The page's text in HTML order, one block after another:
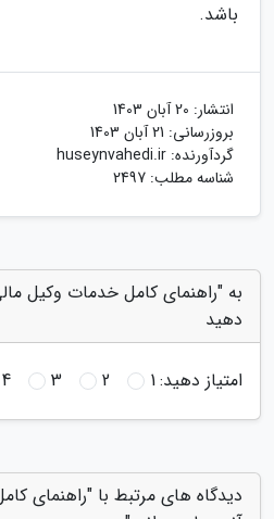
باشد.
انتشار: 20 آبان 1403
بروزرسانی: 21 آبان 1403
گردآورنده: huseynvahedi.ir
شناسه مطلب: 2497
به "راهنمای کامل خدمات وکیل
دهید
امتیاز دهید:1
2
3
4
دیدگاه های مرتبط با "راهنمای